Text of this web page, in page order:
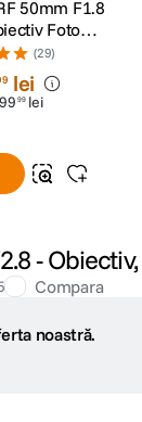
50mm F1.8
Foto
(29)
lei
99 lei
-
Compara
noastră.